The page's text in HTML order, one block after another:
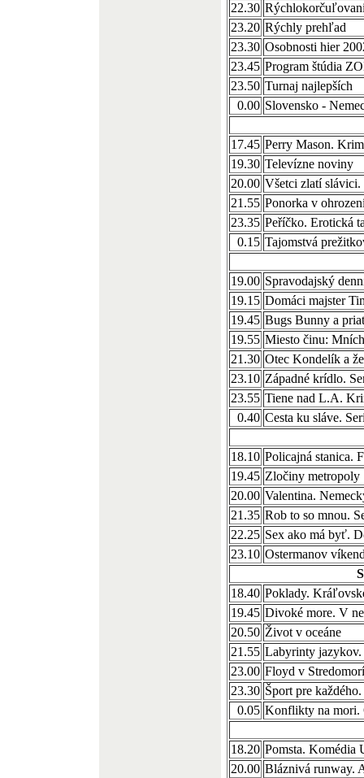
22.30
23.20 Rýchly prehľad
23.30 Osobnosti hier
23.45 Program štúdia
23.50 Turnaj najlepších
0.00 Slovensko -
17.45 Perry Mason.
19.30 Televízne noviny
20.00 Všetci zlatí
21.55 Ponorka v
23.35 Peříčko. Erotická
0.15 Tajomstvá
19.00 Spravodajský
19.15 Domáci majster
19.45 Bugs Bunny a
19.55 Miesto činu:
21.30 Otec Kondelík a
23.10 Západné krídlo.
23.55 Tiene nad L.A.
0.40 Cesta ku sláve.
18.10 Policajná stanica.
19.45 Zločiny metropoly
20.00 Valentina.
21.35 Rob to so mnou.
22.25 Sex ako má byť.
23.10 Ostermanov
18.40 Poklady.
19.45 Divoké more. V
20.50 Život v oceáne
21.55 Labyrinty
23.00 Floyd v
23.30 Šport pre
0.05 Konflikty na mori.
18.20 Pomsta. Komédia
20.00 Bláznivá runway.